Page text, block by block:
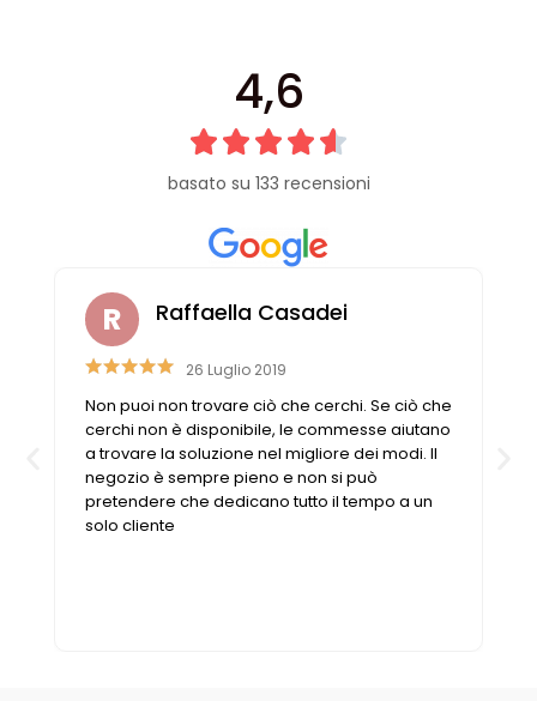
4,6
basato su 133 recensioni
Raffaella Casadei
26 Luglio 2019
Non puoi non trovare ciò che cerchi. Se ciò che
cerchi non è disponibile, le commesse aiutano
a trovare la soluzione nel migliore dei modi. Il
negozio è sempre pieno e non si può
pretendere che dedicano tutto il tempo a un
solo cliente